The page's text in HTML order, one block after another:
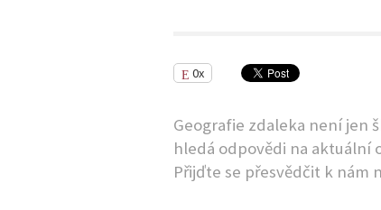
0x
Geografie zdaleka není jen
hledá odpovědi na aktuální
Přijďte se přesvědčit k nám